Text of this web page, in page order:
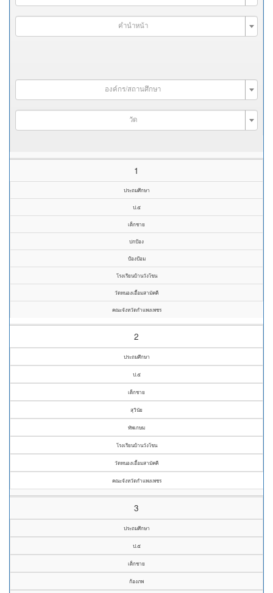
คำนำหน้า
องค์กร/สถานศึกษา
วัด
1
ประถมศึกษา
ป.๕
เด็กชาย
ปกป้อง
ป้องป้อม
โรงเรียนบ้านวังโขน
วัดหนองเอื้อมสามัคคี
คณะจังหวัดกำแพงเพชร
2
ประถมศึกษา
ป.๕
เด็กชาย
สุวินัย
ทัพเกษม
โรงเรียนบ้านวังโขน
วัดหนองเอื้อมสามัคคี
คณะจังหวัดกำแพงเพชร
3
ประถมศึกษา
ป.๕
เด็กชาย
ก้องภพ